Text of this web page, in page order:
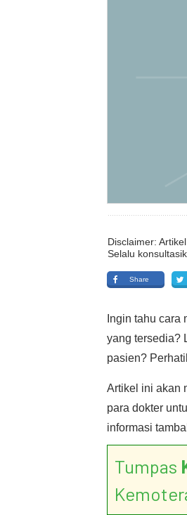
Disclaimer:
Selalu
Share
Ingin tahu
yang tersedia?
pasien?
Artikel ini akan
para dokter
informasi
Tumpas